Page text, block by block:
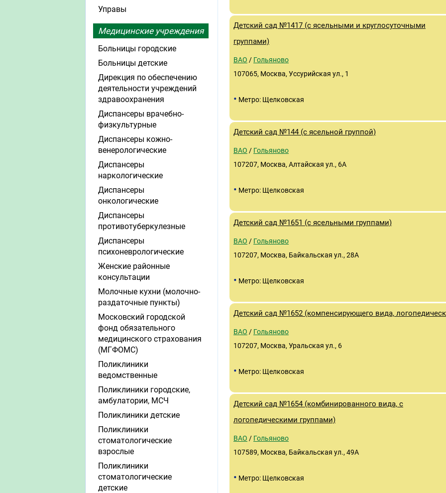
Детский сад №1417 (с ясельными и круглосуточными
группами)
ВАО / Гольяново
107065, Москва, Уссурийская ул., 1
• Метро: Щелковская
Детский сад №144 (с ясельной группой)
ВАО / Гольяново
107207, Москва, Алтайская ул., 6А
• Метро: Щелковская
Детский сад №1651 (с ясельными группами)
ВАО / Гольяново
107207, Москва, Байкальская ул., 28А
• Метро: Щелковская
Детский сад №1652 (компенсирующего вида,
ВАО / Гольяново
107207, Москва, Уральская ул., 6
• Метро: Щелковская
Детский сад №1654 (комбинированного вида, с
логопедическими группами)
ВАО / Гольяново
107589, Москва, Байкальская ул., 49А
• Метро: Щелковская
Управы
Медицинские учреждения
Больницы городские
Больницы детские
Дирекция по обеспечению
деятельности учреждений
здравоохранения
Диспансеры врачебно-
физкультурные
Диспансеры кожно-
венерологические
Диспансеры
наркологические
Диспансеры
онкологические
Диспансеры
противотуберкулезные
Диспансеры
психоневрологические
Женские районные
консультации
Молочные кухни (молочно-
раздаточные пункты)
Московский городской
фонд обязательного
медицинского страхования
(МГФОМС)
Поликлиники
ведомственные
Поликлиники городские,
амбулатории, МСЧ
Поликлиники детские
Поликлиники
стоматологические
взрослые
Поликлиники
стоматологические
детские